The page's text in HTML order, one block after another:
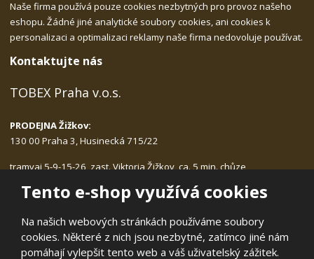
Tento e-shop využívá cookies
Na našich webových stránkách používáme soubory
cookies. Některé z nich jsou nezbytné, zatímco jiné nám
pomáhají vylepšit tento web a váš uživatelský zážitek.
Naše firma používá pouze cookies nezbytných pro provoz našeho
eshopu. Žádné jiné analytické soubory cookies, ani cookies k
personalizaci a optimalizaci reklamy naše firma nedovoluje používat.
Kontaktujte nás
TOBEX Praha v.o.s.
PRODEJNA Žižkov:
130 00 Praha 3, Husinecká 715/22
tramvaj 5-9-15-26, zast. Viktoria Žižkov, ca. 5 min. chůze
Po-Pá: 9.00 - 17.30, bez přestávky na oběd
tlf.: 222.540.423, 775.989.406